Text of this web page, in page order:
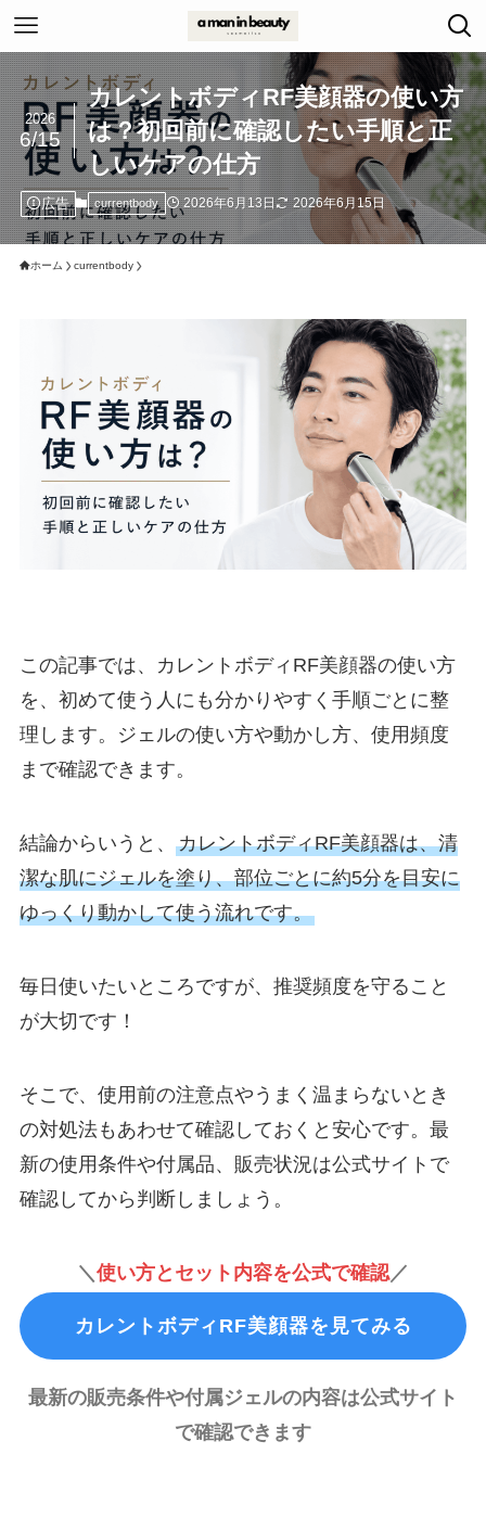
カレントボディRF美顔器の使い方
は？初回前に確認したい手順と正
しいケアの仕方
2026
6/15
広告 currentbody 2026年6月13日 2026年6月15日
ホーム currentbody
この記事では、カレントボディRF美顔器の使い方
を、初めて使う人にも分かりやすく手順ごとに整
理します。ジェルの使い方や動かし方、使用頻度
まで確認できます。
結論からいうと、 カレントボディRF美顔器は、清
潔な肌にジェルを塗り、部位ごとに約5分を目安に
ゆっくり動かして使う流れです。
毎日使いたいところですが、推奨頻度を守ること
が大切です！
そこで、使用前の注意点やうまく温まらないとき
の対処法もあわせて確認しておくと安心です。最
新の使用条件や付属品、販売状況は公式サイトで
確認してから判断しましょう。
＼使い方とセット内容を公式で確認／
カレントボディRF美顔器を見てみる
最新の販売条件や付属ジェルの内容は公式サイト
で確認できます